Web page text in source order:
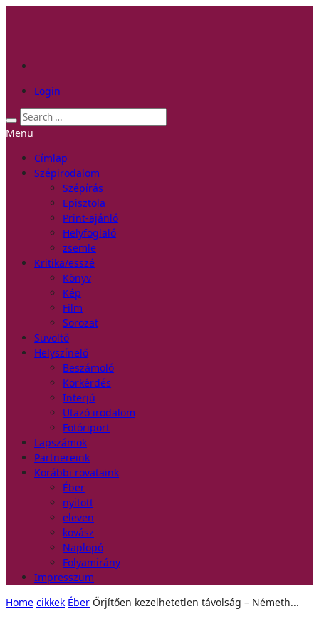
Login
Menu
Címlap
Szépirodalom
Szépírás
Episztola
Print-ajánló
Helyfoglaló
zsemle
Kritika/esszé
Könyv
Kép
Film
Sorozat
Süvöltő
Helyszínelő
Beszámoló
Körkérdés
Interjú
Utazó irodalom
Fotóriport
Lapszámok
Partnereink
Korábbi rovataink
Éber
nyitott
eleven
kovász
Naplopó
Folyamirány
Impresszum
Home cikkek Éber Őrjítően kezelhetetlen távolság – Németh...